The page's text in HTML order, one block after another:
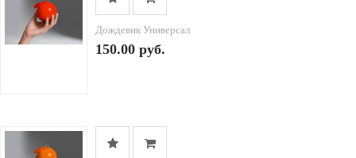
Дождевик Универсал
150.00 руб.